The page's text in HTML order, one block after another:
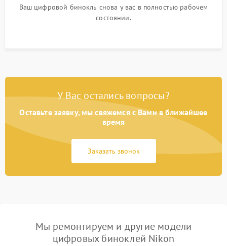
Ваш цифровой бинокль снова у вас в полностью рабочем
состоянии.
У Вас остались вопросы?
Оставьте заявку, мы свяжемся с Вами в ближайшее
время
Заказать звонок
Мы ремонтируем и другие модели
цифровых биноклей Nikon